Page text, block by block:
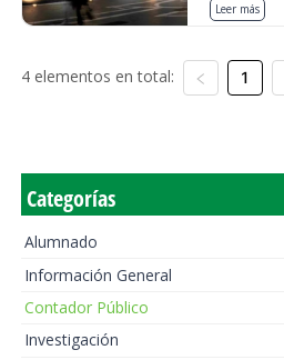
Leer más
4 elementos en total: 1
Categorías
Alumnado
Información General
Contador Público
Investigación